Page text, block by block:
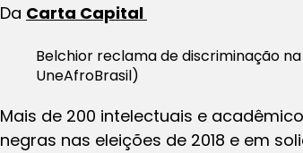
Da Carta Capital
Belchior reclama de discriminação
UneAfroBrasil)
Mais de 200 intelectuais e
negras nas eleições de 2018 e em